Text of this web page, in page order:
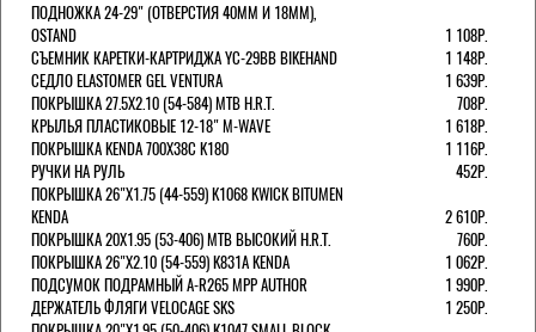
ПОДНОЖКА 24-29" (ОТВЕРСТИЯ 40ММ И 18ММ),
OSTAND
1 108Р.
СЪЕМНИК КАРЕТКИ-КАРТРИДЖА YC-29BB BIKEHAND
1 148Р.
СЕДЛО ELASTOMER GEL VENTURA
1 639Р.
ПОКРЫШКА 27.5X2.10 (54-584) MTB H.R.T.
708Р.
КРЫЛЬЯ ПЛАСТИКОВЫЕ 12-18" M-WAVE
1 618Р.
ПОКРЫШКА KENDA 700Х38С K180
1 116Р.
РУЧКИ НА РУЛЬ
452Р.
ПОКРЫШКА 26"Х1.75 (44-559) K1068 KWICK BITUMEN
KENDA
2 610Р.
ПОКРЫШКА 20X1.95 (53-406) MTB ВЫСОКИЙ H.R.T.
760Р.
ПОКРЫШКА 26"Х2.10 (54-559) K831A KENDA
1 062Р.
ПОДСУМОК ПОДРАМНЫЙ A-R265 MPP AUTHOR
1 990Р.
ДЕРЖАТЕЛЬ ФЛЯГИ VELOCAGE SKS
1 250Р.